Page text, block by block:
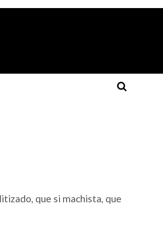
que si machista, que